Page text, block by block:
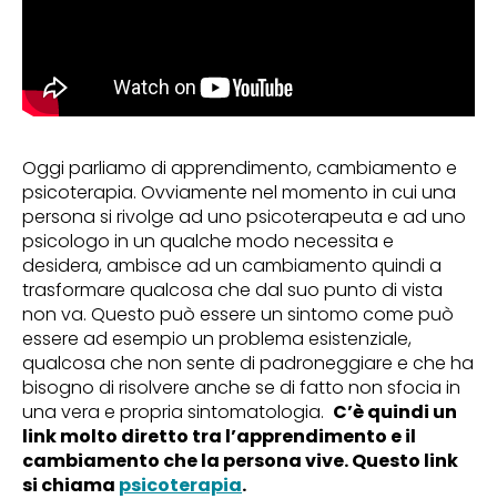
Oggi parliamo di apprendimento, cambiamento e
psicoterapia. Ovviamente nel momento in cui una
persona si rivolge ad uno psicoterapeuta e ad uno
psicologo in un qualche modo necessita e
desidera, ambisce ad un cambiamento quindi a
trasformare qualcosa che dal suo punto di vista
non va. Questo può essere un sintomo come può
essere ad esempio un problema esistenziale,
qualcosa che non sente di padroneggiare e che ha
bisogno di risolvere anche se di fatto non sfocia in
una vera e propria sintomatologia. C’è quindi un
link molto diretto tra l’apprendimento e il
cambiamento che la persona vive. Questo link
si chiama psicoterapia.